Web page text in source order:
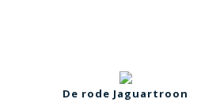
De rode Jaguartroon